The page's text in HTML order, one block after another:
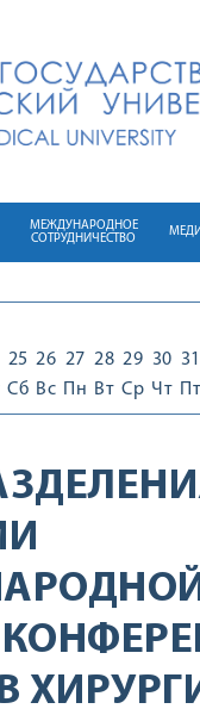
МЕЖДУНАРОДНОЕ
СОТРУДНИЧЕСТВО
25
Сб
26
Вс
27
Пн
28
Вт
29
Ср
30
Чт
31
Пт